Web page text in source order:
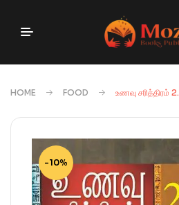
HOME FOOD உணவு சரித்திரம் 2.
-10%